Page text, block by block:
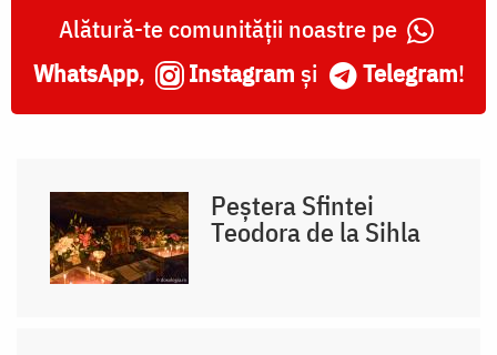
Alătură-te comunității noastre pe
WhatsApp, Instagram și Telegram!
Peștera Sfintei
Teodora de la Sihla